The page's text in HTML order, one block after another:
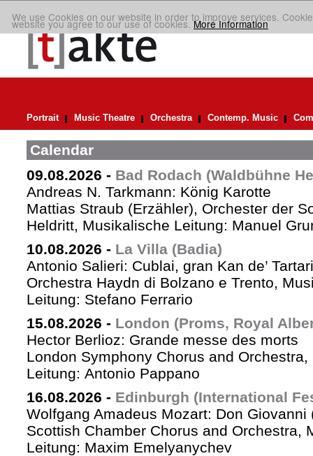
We use Cookies on our website in order to improve services.
website you agree to our use of cookies.More Information
Portrait Music Theatre Orchestra Contemp. Music
Calendar
09.08.2026 - Bad Rodach (Waldbühne
Andreas N. Tarkmann: König Karotte
Mattias Straub (Erzähler), Orchester der
Heldritt, Musikalische Leitung: Manuel
10.08.2026 - La Villa (Badia)
Antonio Salieri: Cublai, gran Kan de’
Orchestra Haydn di Bolzano e Trento,
Leitung: Stefano Ferrario
15.08.2026 - London (Proms, Royal
Hector Berlioz: Grande messe des morts
London Symphony Chorus and
Leitung: Antonio Pappano
16.08.2026 - Edinburgh (International
Wolfgang Amadeus Mozart: Don Giovanni
Scottish Chamber Chorus and Orchestra,
Leitung: Maxim Emelyanychev